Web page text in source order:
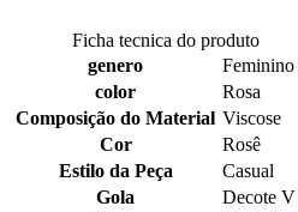
Ficha tecnica do produto
genero
Feminino
color
Rosa
Composição do Material Viscose
Cor
Rosê
Estilo da Peça
Casual
Gola
Decote V